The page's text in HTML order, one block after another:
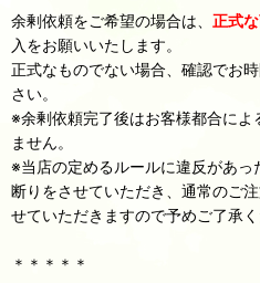
余剰依頼をご希望の場合は、 正式
入をお願いいたします。
正式なものでない場合、確認でお
さい。
※余剰依頼完了後はお客様都合によ
ません。
※当店の定めるルールに違反があ
断りをさせていただき、通常のご
せていただきますので予めご了承く
＊＊＊＊＊